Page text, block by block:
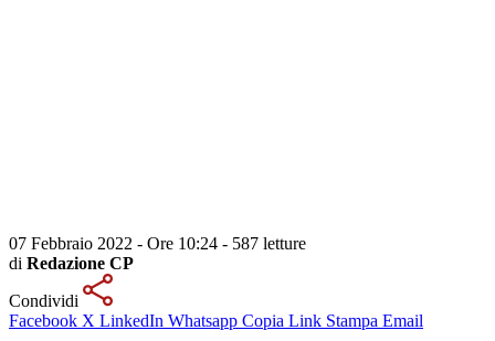
07 Febbraio 2022 - Ore 10:24 - 587 letture
di Redazione CP
Condividi
Facebook X LinkedIn Whatsapp Copia Link Stampa Email